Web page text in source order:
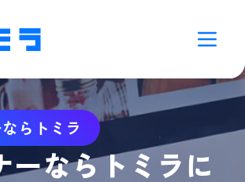
らトミラ
ーならトミラに